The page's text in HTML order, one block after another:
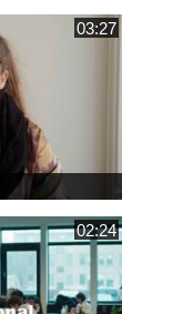
03:27
02:24